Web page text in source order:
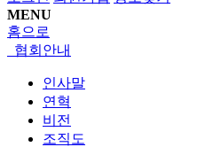
MENU
홈으로
협회안내
인사말
연혁
비전
조직도